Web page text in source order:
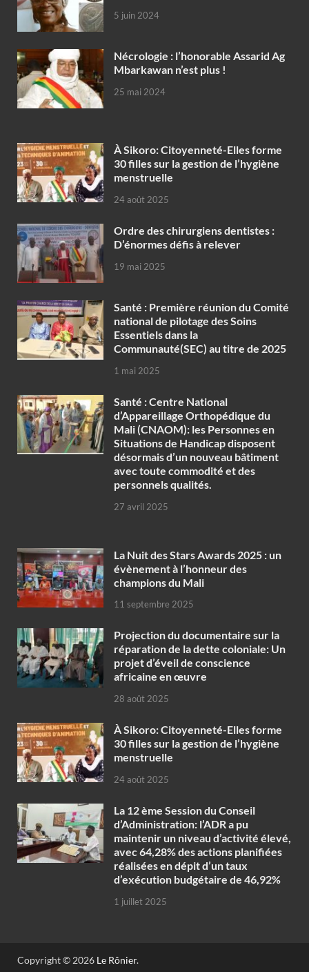
5 juin 2024
Nécrologie : l’honorable Assarid Ag
Mbarkawan n’est plus !
25 mai 2024
À Sikoro: Citoyenneté-Elles forme
30 filles sur la gestion de l’hygiène
menstruelle
24 août 2025
Ordre des chirurgiens dentistes :
D’énormes défis à relever
19 mai 2025
Santé : Première réunion du Comité
national de pilotage des Soins
Essentiels dans la
Communauté(SEC) au titre de 2025
1 mai 2025
Santé : Centre National
d’Appareillage Orthopédique du
Mali (CNAOM): les Personnes en
Situations de Handicap disposent
désormais d’un nouveau bâtiment
avec toute commodité et des
personnels qualités.
27 avril 2025
‎La Nuit des Stars Awards 2025 : un
évènement à l’honneur des
champions du Mali
11 septembre 2025
Projection du documentaire sur la
réparation de la dette coloniale: Un
projet d’éveil de conscience
africaine en œuvre‎
28 août 2025
À Sikoro: Citoyenneté-Elles forme
30 filles sur la gestion de l’hygiène
menstruelle
24 août 2025
La 12 ème Session du Conseil
d’Administration: l’ADR a pu
maintenir un niveau d’activité élevé,
avec 64,28% des actions planifiées
réalisées en dépit d’un taux
d’exécution budgétaire de 46,92%
1 juillet 2025
Copyright © 2026 Le Rônier.